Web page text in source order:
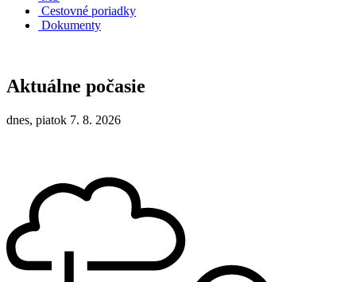
Cestovné poriadky
Dokumenty
Aktuálne počasie
dnes, piatok 7. 8. 2026